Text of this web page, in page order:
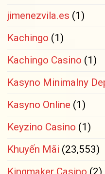
jimenezvila.es (1)
Kachingo (1)
Kachingo Casino (1)
Kasyno Minimalny
Kasyno Online (1)
Keyzino Casino (1)
Khuyến Mãi (23,553)